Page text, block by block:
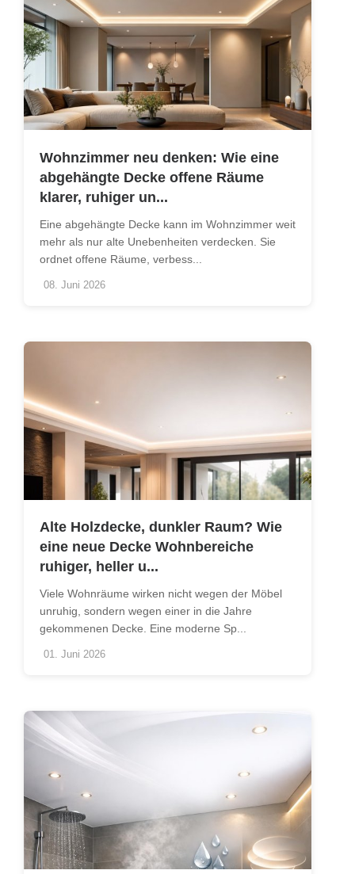
Wohnzimmer neu denken: Wie eine
abgehängte Decke offene Räume
klarer, ruhiger un...
Eine abgehängte Decke kann im Wohnzimmer weit
mehr als nur alte Unebenheiten verdecken. Sie
ordnet offene Räume, verbess...
08. Juni 2026
Alte Holzdecke, dunkler Raum? Wie
eine neue Decke Wohnbereiche
ruhiger, heller u...
Viele Wohnräume wirken nicht wegen der Möbel
unruhig, sondern wegen einer in die Jahre
gekommenen Decke. Eine moderne Sp...
01. Juni 2026